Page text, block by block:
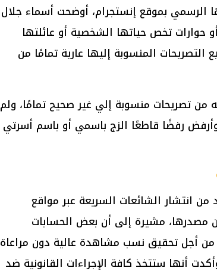
بموقع إنستجرام، أوضحت أسماء جلال
حوارات تخص حياتها الشخصية أو عائلتها
التصريحات المنسوبة إليها عارية تمامًا من
من تصريحات منسوبة إلي غير صحيح تمامًا، ولم
رفضًا قاطعًا الزج باسمي أو باسم أسرتي
انتشار الشائعات السريعة عبر مواقع
مصدرها، مشيرة إلى أن بعض الحسابات
من أجل تحقيق نسب مشاهدة عالية دون مراعاة
أنها ستتخذ كافة الإجراءات القانونية ضد